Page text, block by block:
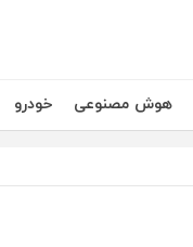
هوش مصنوعی خودرو